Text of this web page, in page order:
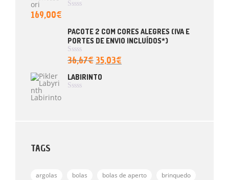
A
L
I
A
Ç
Ã
0
D
169,00€
PACOTE 2 COM CORES ALEGRES (IVA E
PORTES DE ENVIO INCLUÍDOS*)
A
A
L
I
36,67€ 35,03€
LABIRINTO
TAGS
argolas bolas bolas de aperto brinquedo